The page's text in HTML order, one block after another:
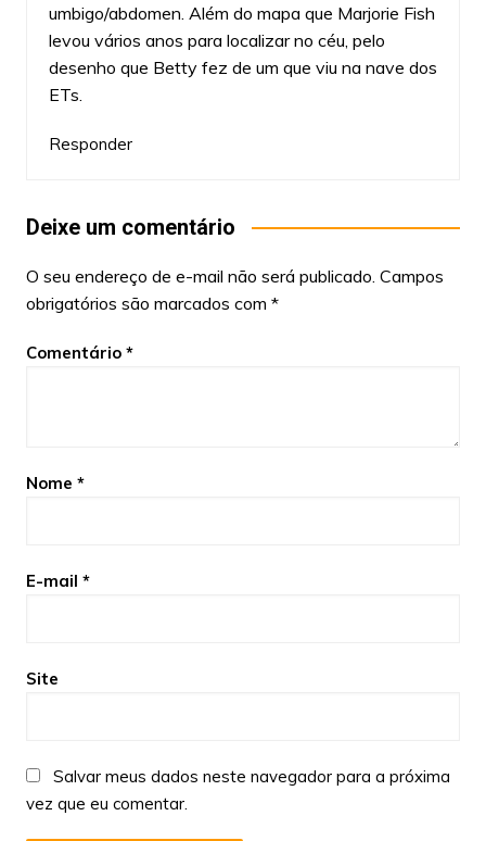
umbigo/abdomen. Além do mapa que Marjorie Fish
levou vários anos para localizar no céu, pelo
desenho que Betty fez de um que viu na nave dos
ETs.
Responder
Deixe um comentário
O seu endereço de e-mail não será publicado. Campos
obrigatórios são marcados com *
Comentário *
Nome *
E-mail *
Site
Salvar meus dados neste navegador para a próxima
vez que eu comentar.